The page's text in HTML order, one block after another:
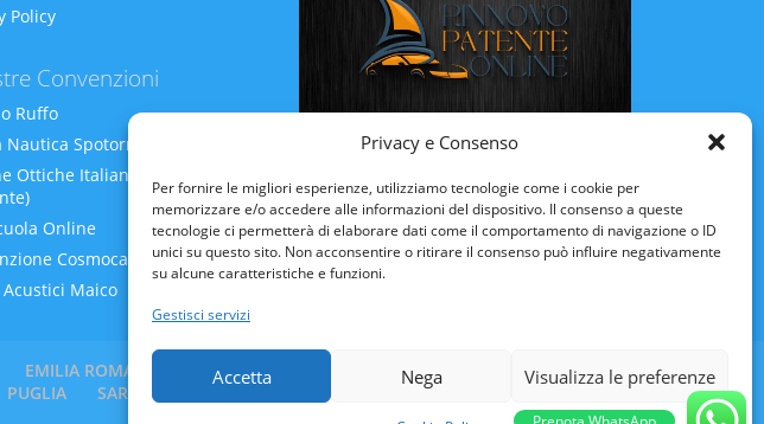
Privacy e Consenso
Per fornire le migliori esperienze, utilizziamo tecnologie come i cookie per
memorizzare e/o accedere alle informazioni del dispositivo. Il consenso a queste
tecnologie ci permetterà di elaborare dati come il comportamento di navigazione o ID
unici su questo sito. Non acconsentire o ritirare il consenso può influire negativamente
su alcune caratteristiche e funzioni.
Gestisci servizi
Accetta Nega Visualizza le preferenze
Policy
Convenzioni
Ruffo
Nautica Spotornoli
Ottiche Italiane (Liguria-
Online
Cosmocare
Maico
Rinnovo Patente Online
EMILIA ROMAGNA FRIULI VENEZIA-GIULIA LAZIO
LIGURIA
PUGLIA SARDEGNA TOSCANA
TRENTINO ALTO-ADIGE